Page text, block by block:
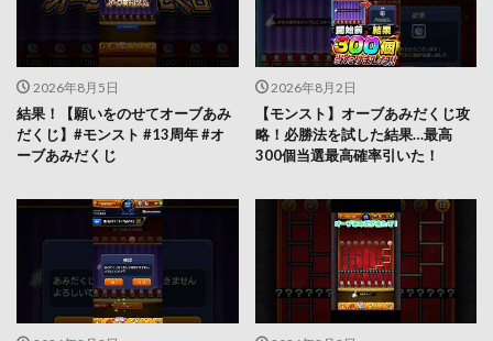
2026年8月5日
結果！【願いをのせてオーブあみ
だくじ】#モンスト #13周年 #オ
ーブあみだくじ
2026年8月2日
【モンスト】オーブあみだくじ攻
略！必勝法を試した結果…最高
300個当選最高確率引いた！